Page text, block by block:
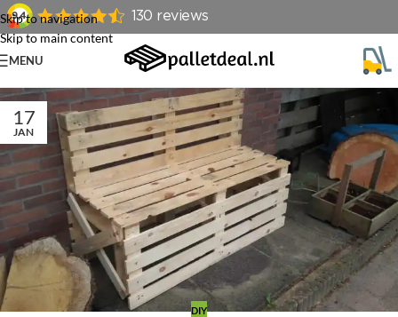
Skip to navigation
Skip to main content
MENU
17
JAN
DIY